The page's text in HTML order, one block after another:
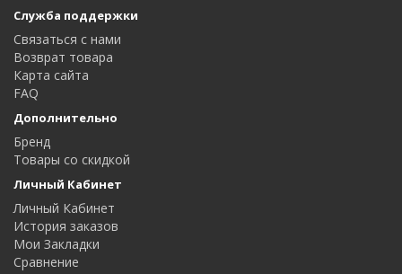
Служба поддержки
Связаться с нами
Возврат товара
Карта сайта
FAQ
Дополнительно
Бренд
Товары со скидкой
Личный Кабинет
Личный Кабинет
История заказов
Мои Закладки
Сравнение